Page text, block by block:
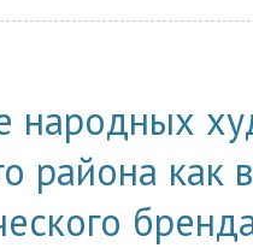
народных
района как